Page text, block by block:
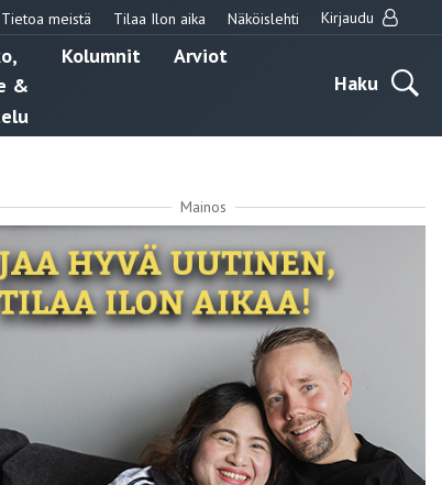
Tietoa meistä Tilaa Ilon aika Näköislehti Kirjaudu
&
Kolumnit
Arviot
Haku
Mainos